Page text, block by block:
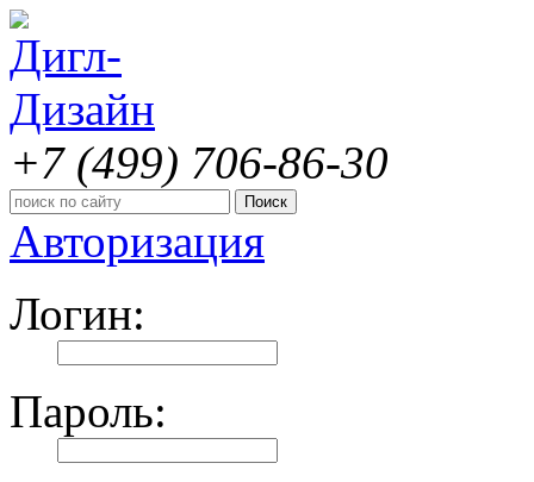
+7 (499) 706-86-30
Авторизация
Логин:
Пароль: